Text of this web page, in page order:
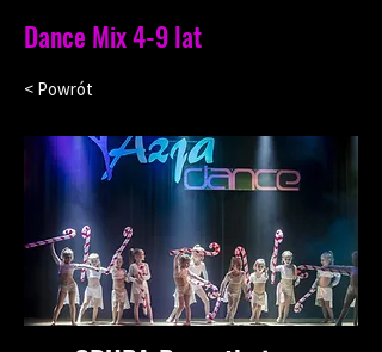
Dance Mix 4-9 lat
< Powrót